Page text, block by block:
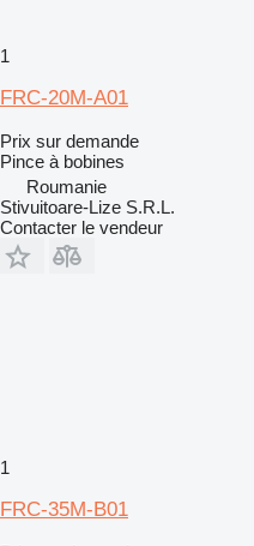
1
FRC-20M-A01
Prix sur demande
Pince à bobines
Roumanie
Stivuitoare-Lize S.R.L.
Contacter le vendeur
1
FRC-35M-B01